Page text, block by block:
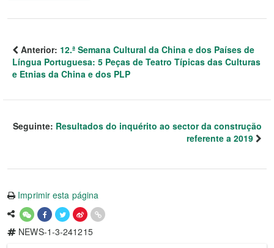
Anterior: 12.ª Semana Cultural da China e dos Países de
Língua Portuguesa: 5 Peças de Teatro Típicas das Culturas
e Etnias da China e dos PLP
Seguinte: Resultados do inquérito ao sector da construção
referente a 2019
Imprimir esta página
NEWS-1-3-241215